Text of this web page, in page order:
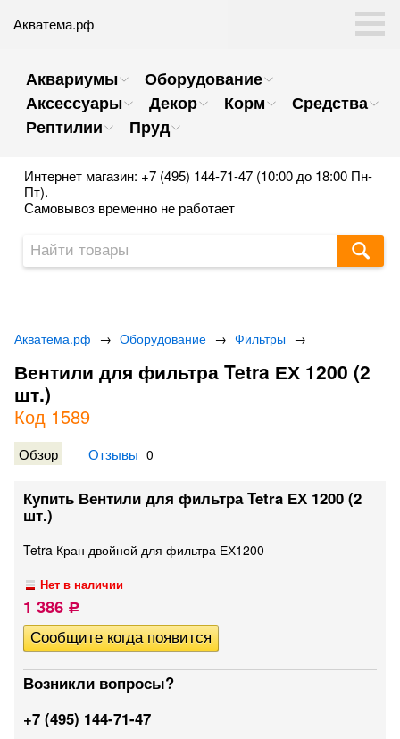
Акватема.рф
Аквариумы
Оборудование
Аксессуары
Декор Корм
Средства
Рептилии
Пруд
Интернет магазин: +7 (495) 144-71-47 (10:00 до 18:00 Пн-
Пт).
Самовывоз временно не работает
Акватема.рф → Оборудование → Фильтры →
Вентили для фильтра Tetra ЕХ 1200 (2
шт.)
Код 1589
Обзор Отзывы 0
Купить Вентили для фильтра Tetra ЕХ 1200 (2
шт.)
Tetra Кран двойной для фильтра ЕХ1200
Нет в наличии
1 386 Р
Возникли вопросы?
+7 (495) 144-71-47